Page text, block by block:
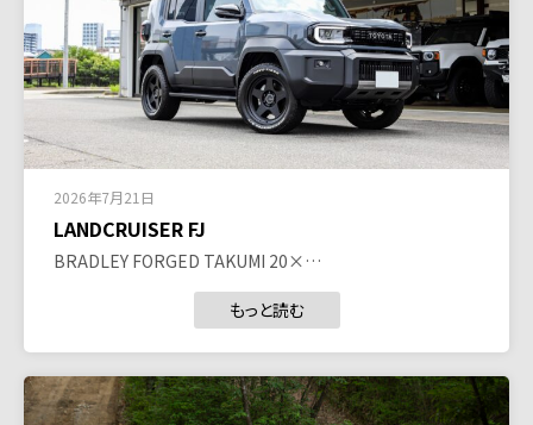
2026年7月21日
LANDCRUISER FJ
BRADLEY FORGED TAKUMI 20×…
もっと読む